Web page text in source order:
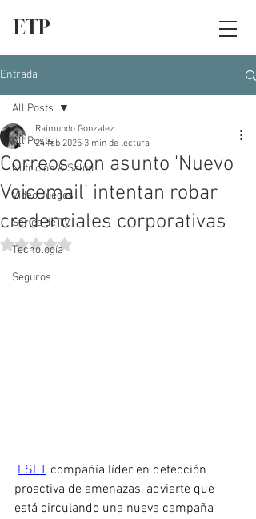
ETP
Entrada
All Posts
Nutrición & Salud
Video Juegos
Series de TV
Tecnología
Seguros
All Posts
Correos con asunto 'Nuevo
Voicemail' intentan robar
credenciales corporativas
Raimundo Gonzalez
24 feb 2025 3 min de lectura
Obtuvo NaN de 5 estrellas.
ESET, compañía líder en detección
proactiva de amenazas, advierte que
está circulando una nueva campaña